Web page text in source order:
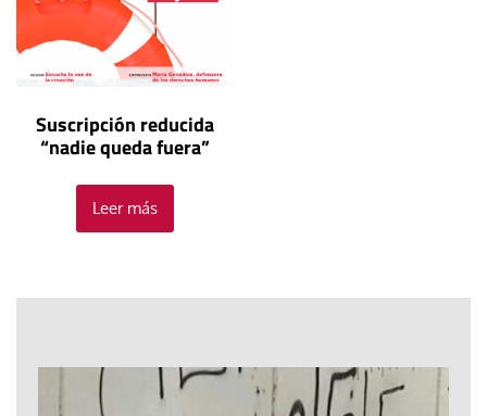
Suscripción reducida
“nadie queda fuera”
Leer más